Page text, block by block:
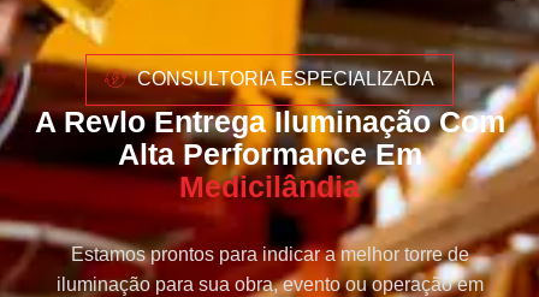
CONSULTORIA ESPECIALIZADA
A Revlo Entrega Iluminação Com
Alta Performance Em
Medicilândia
Estamos prontos para indicar a melhor torre de
iluminação para sua obra, evento ou operação em